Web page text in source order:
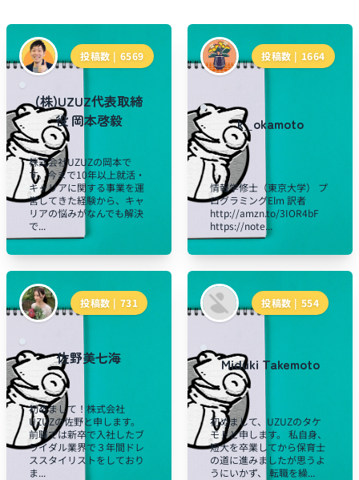
投稿数 | 6569
(株)UZUZ代表取締
役 岡本啓毅
株式会社UZUZの岡本で
す。今まで10年以上就活・
キャリアに関する事業を運
営してきた経験から、キャ
リアの悩みがなんでも解決
で...
投稿数 | 1664
k_okamoto
情報学修士（東京大学） プ
ログラミングElm 訳者
http://amzn.to/3IOR4bF
https://note...
投稿数 | 731
佐野美七海
初めまして！株式会社
UZUZの佐野と申します。
前職では新卒で入社したブ
ライダル業界で３年間ドレ
ススタイリストをしており
ま...
投稿数 | 554
Miduki Takemoto
初めまして、UZUZのタケ
モトと申します。 私自身、
短大を卒業してから保育士
の道に進みましたが思うよ
うにいかず、 転職を繰...